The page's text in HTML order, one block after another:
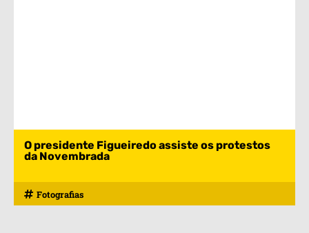
O presidente Figueiredo assiste os protestos
da Novembrada
Fotografias